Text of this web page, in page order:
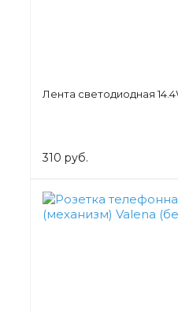
Лента светодиодная
310 руб.